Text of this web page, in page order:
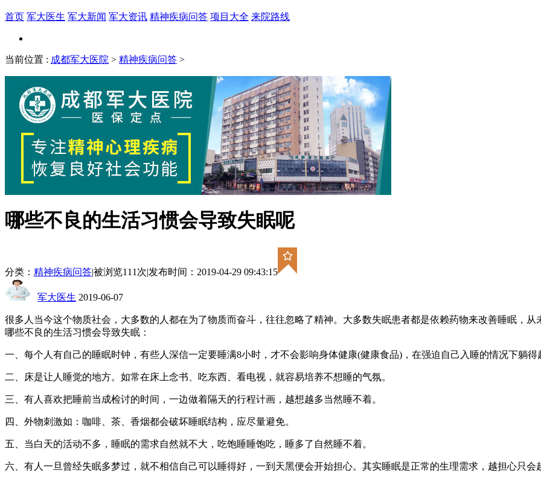
首页 军大医生 军大新闻 军大资讯 精神疾病问答 项目大全 来院路线
当前位置 : 成都军大医院 > 精神疾病问答 >
哪些不良的生活习惯会导致失眠呢
分类： 精神疾病问答|被浏览111次|发布时间：2019-04-29 09:43:15
军大医生 2019-06-07
很多人当今这个物质社会，大多数的人都在为了物质而奋斗，往往忽略了精神。大多数失眠患者都是依赖药物来改善睡眠，
哪些不良的生活习惯会导致失眠：
一、每个人有自己的睡眠时钟，有些人深信一定要睡满8小时，才不会影响身体健康(健康食品)，在强迫自己入睡的情况下躺
二、床是让人睡觉的地方。如常在床上念书、吃东西、看电视，就容易培养不想睡的气氛。
三、有人喜欢把睡前当成检讨的时间，一边做着隔天的行程计画，越想越多当然睡不着。
四、外物刺激如：咖啡、茶、香烟都会破坏睡眠结构，应尽量避免。
五、当白天的活动不多，睡眠的需求自然就不大，吃饱睡睡饱吃，睡多了自然睡不着。
六、有人一旦曾经失眠多梦过，就不相信自己可以睡得好，一到天黑便会开始担心。其实睡眠是正常的生理需求，越担心只会